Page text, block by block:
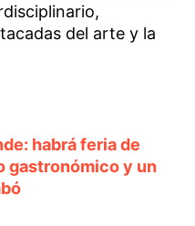
del arte y la
habrá feria de
gastronómico y un